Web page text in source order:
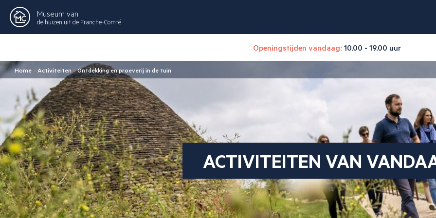
Museum van
de huizen uit de Franche-Comté
Openingstijden vandaag: 10.00 - 19.00 uur
Home > Activiteiten >Ontdekking en proeverij in de tuin
ACTIVITEITEN VAN